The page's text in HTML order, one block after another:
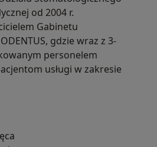
od 2004 r.
Gabinetu
gdzie wraz z 3-
personelem
usługi w zakresie
oraz
szkoleniach, konferencjach i
naszych kwalifikacji i